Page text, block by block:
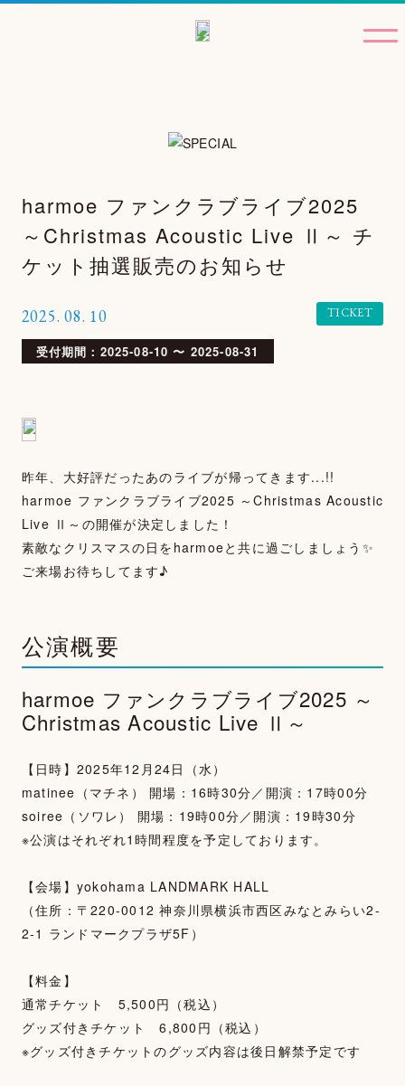
harmoe ファンクラブライブ2025
～Christmas Acoustic Live Ⅱ～ チ
ケット抽選販売のお知らせ
2025. 08. 10 TICKET
受付期間：2025-08-10 〜 2025-08-31
昨年、大好評だったあのライブが帰ってきます...!!
harmoe ファンクラブライブ2025 ～Christmas Acoustic
Live Ⅱ～の開催が決定しました！
素敵なクリスマスの日をharmoeと共に過ごしましょう✨
ご来場お待ちしてます♪
公演概要
harmoe ファンクラブライブ2025 ～
Christmas Acoustic Live Ⅱ～
【日時】2025年12月24日（水）
matinee（マチネ） 開場：16時30分／開演：17時00分
soiree（ソワレ） 開場：19時00分／開演：19時30分
※公演はそれぞれ1時間程度を予定しております。
【会場】yokohama LANDMARK HALL
（住所：〒220-0012 神奈川県横浜市西区みなとみらい2-
2-1 ランドマークプラザ5F）
【料金】
通常チケット 5,500円（税込）
グッズ付きチケット 6,800円（税込）
※グッズ付きチケットのグッズ内容は後日解禁予定です